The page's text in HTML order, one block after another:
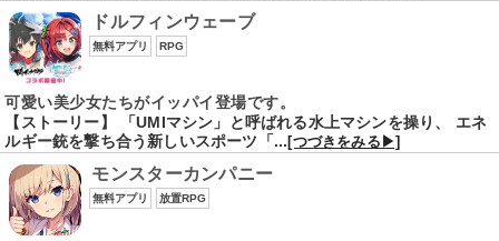
ドルフィンウェーブ
無料アプリ RPG
可愛い美少女たちがイッパイ登場です。
【ストーリー】 「UMIマシン」と呼ばれる水上マシンを操り、 エネ
ルギー銃を撃ち合う新しいスポーツ「...[つづきをみる▶]
モンスターカンパニー
無料アプリ 放置RPG